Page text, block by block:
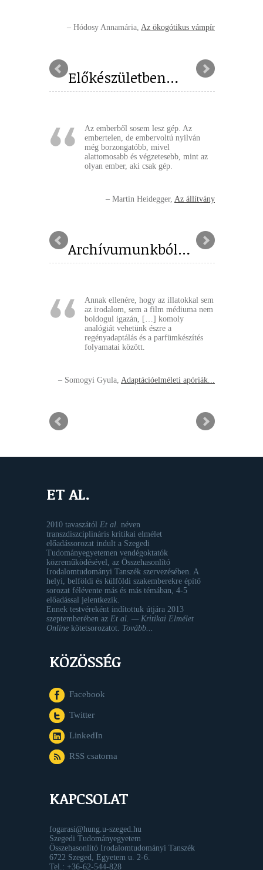
Hódosy Annamária Az ökogótikus vámpír
Előkészületben…
Az emberből sosem lesz gép. Az
embertelen, de embervoltú nyilván
még borzongatóbb, mivel
alattomosabb és végzetesebb, mint az
olyan ember, aki csak gép.
Martin Heidegger Az állítvány
Archívumunkból…
Annak ellenére, hogy az illatokkal sem
az irodalom, sem a film médiuma nem
boldogul igazán, […] komoly
analógiát vehetünk észre a
regényadaptálás és a parfümkészítés
folyamatai között.
Somogyi Gyula Adaptációelméleti apóriák...
ET AL.
2010 tavaszától Et al. néven
transzdiszciplináris kritikai elmélet
előadássorozat indult a Szegedi
Tudományegyetemen vendégoktatók
közreműködésével, az Összehasonlító
Irodalomtudományi Tanszék szervezésében. A
helyi, belföldi és külföldi szakemberekre építő
sorozat félévente más és más témában, 4-5
előadással jelentkezik.
Ennek testvéreként indítottuk útjára 2013
szeptemberében az Et al. — Kritikai Elmélet
Online kötetsorozatot. Tovább...
KÖZÖSSÉG
Facebook
Twitter
LinkedIn
RSS csatorna
KAPCSOLAT
fogarasi@hung.u-szeged.hu
Szegedi Tudományegyetem
Összehasonlító Irodalomtudományi Tanszék
6722 Szeged, Egyetem u. 2-6.
Tel.: +36-62-544-828